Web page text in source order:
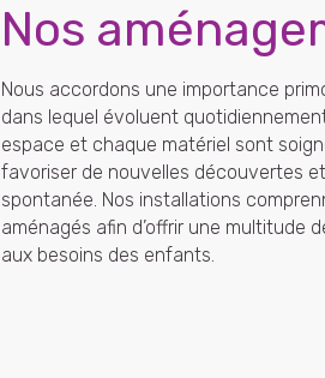
Nos
Nous accordons une importance
dans lequel évoluent
espace et chaque matériel sont
favoriser de nouvelles découvertes
spontanée. Nos installations
aménagés afin d’offrir une multitude
aux besoins des enfants.